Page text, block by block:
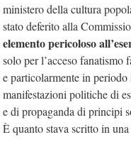
ministero della cultura
stato deferito alla
elemento pericoloso
solo per l’acceso fanatismo
e particolarmente in
manifestazioni politiche di
e di propaganda di principi
È quanto stava scritto in